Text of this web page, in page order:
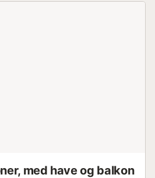
med have og balkon